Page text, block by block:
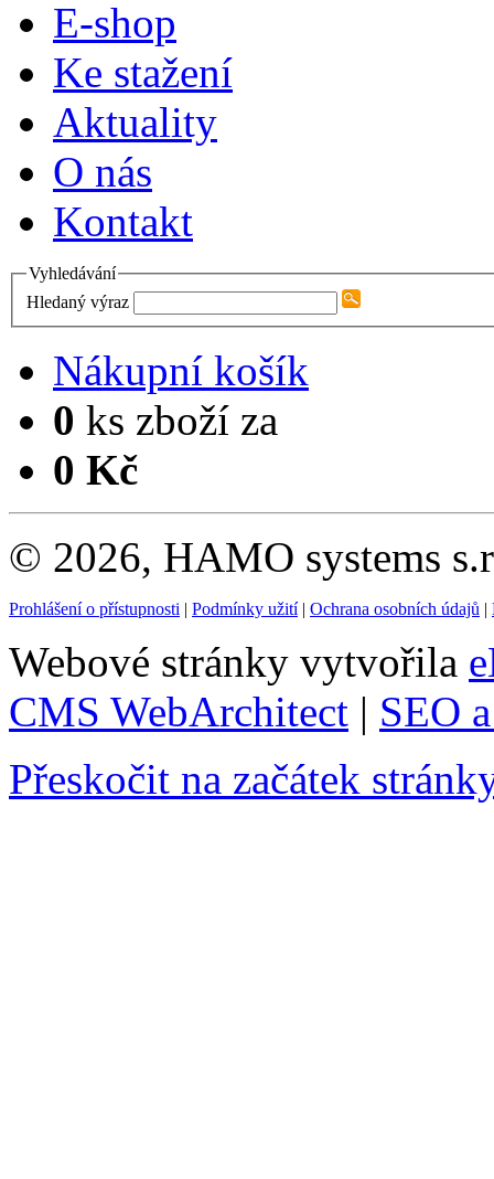
E-shop
Ke stažení
Aktuality
O nás
Kontakt
Vyhledávání
Hledaný výraz
Nákupní košík
0 ks zboží za
0 Kč
© 2026, HAMO systems
Prohlášení o přístupnosti | Podmínky užití| Ochrana osobních údajů |
Webové stránky vytvořila
CMS WebArchitect | SEO
Přeskočit na začátek